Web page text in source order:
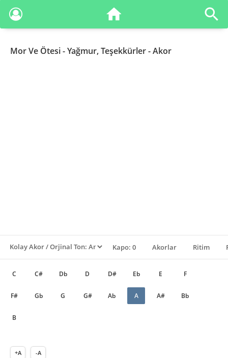
Mor Ve Ötesi- Yağmur, Teşekkürler - Akor
Kapo: 0 Akorlar Ritim
C C# Db D D# Eb E F
F# Gb G G# Ab A A# Bb
B
+A -A